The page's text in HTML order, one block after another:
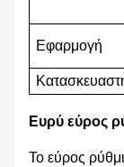
Εφαρμογή
Ευρύ εύρος
Το εύρος